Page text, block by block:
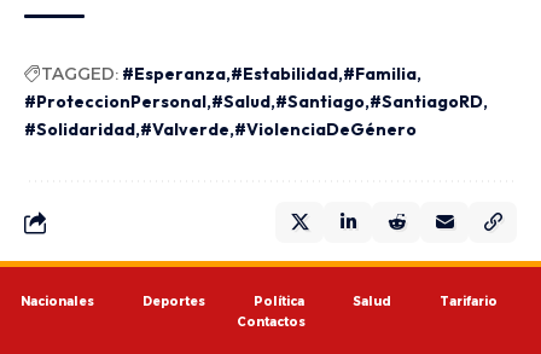
TAGGED: #Esperanza #Estabilidad #Familia
#ProteccionPersonal #Salud #Santiago #SantiagoRD
#Solidaridad #Valverde #ViolenciaDeGénero
Nacionales Deportes Política Salud
Tarifario
Contactos